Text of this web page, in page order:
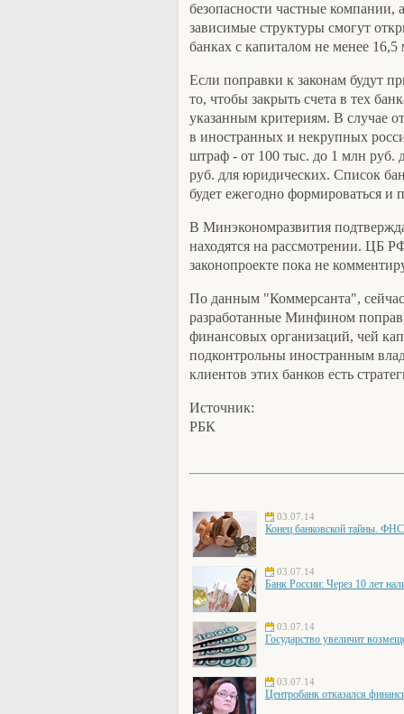
безопасности частные компании,
зависимые структуры смогут
банках с капиталом не менее 16,5
Если поправки к законам будут
то, чтобы закрыть счета в тех
указанным критериям. В случае
в иностранных и некрупных
штраф - от 100 тыс. до 1 млн руб.
руб. для юридических. Список
будет ежегодно формироваться и
В Минэкономразвития
находятся на рассмотрении.
законопроекте пока не
По данным "Коммерсанта",
разработанные Минфином
финансовых организаций, чей
подконтрольны иностранным
клиентов этих банков есть
Источник:
РБК
03.07.14
Конец банковской тайны.
03.07.14
Банк России: Через 10 лет
03.07.14
Государство увеличит
03.07.14
Центробанк отказался